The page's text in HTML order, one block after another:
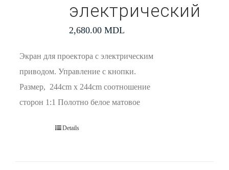
электрический
2,680.00 MDL
Экран для проектора с электрическим
приводом. Управление с кнопки.
Размер, 244cm x 244cm соотношение
сторон 1:1 Полотно белое матовое
Details